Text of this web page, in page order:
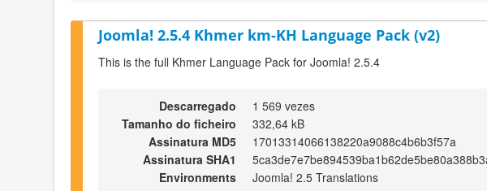
Joomla! 2.5.4 Khmer km-KH Language Pack (v2)
This is the full Khmer Language Pack for Joomla! 2.5.4
Descarregado
1 569 vezes
Tamanho do ficheiro
332,64 kB
Assinatura MD5
17013314066138220a9088c4b6b3f57a
Assinatura SHA1
Environments
Joomla! 2.5 Translations